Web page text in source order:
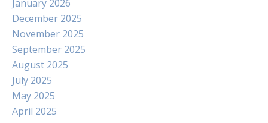
January 2026
December 2025
November 2025
September 2025
August 2025
July 2025
May 2025
April 2025